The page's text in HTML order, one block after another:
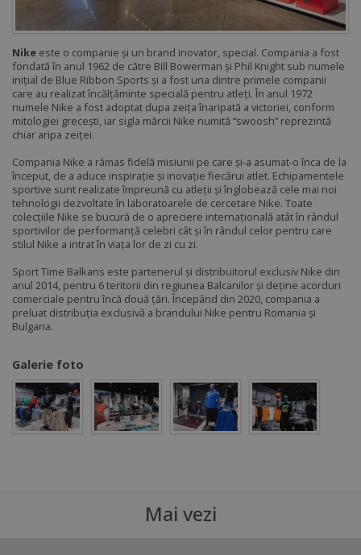
Nike este o companie și un brand inovator, special. Compania a fost
fondată în anul 1962 de către Bill Bowerman și Phil Knight sub numele
inițial de Blue Ribbon Sports și a fost una dintre primele companii
care au realizat încălțăminte specială pentru atleți. În anul 1972
numele Nike a fost adoptat dupa zeița înaripată a victoriei, conform
mitologiei grecești, iar sigla mărcii Nike numită “swoosh” reprezintă
chiar aripa zeiței.
Compania Nike a rămas fidelă misiunii pe care și-a asumat-o înca de la
început, de a aduce inspirație și inovație fiecărui atlet. Echipamentele
sportive sunt realizate împreună cu atleții și înglobează cele mai noi
tehnologii dezvoltate în laboratoarele de cercetare Nike. Toate
colecțiile Nike se bucură de o apreciere internațională atât în rândul
sportivilor de performanță celebri cât și în rândul celor pentru care
stilul Nike a intrat în viața lor de zi cu zi.
Sport Time Balkans este partenerul și distribuitorul exclusiv Nike din
anul 2014, pentru 6 teritorii din regiunea Balcanilor și deține acorduri
comerciale pentru încă două țări. Începând din 2020, compania a
preluat distribuția exclusivă a brandului Nike pentru Romania și
Bulgaria.
Galerie foto
Mai vezi